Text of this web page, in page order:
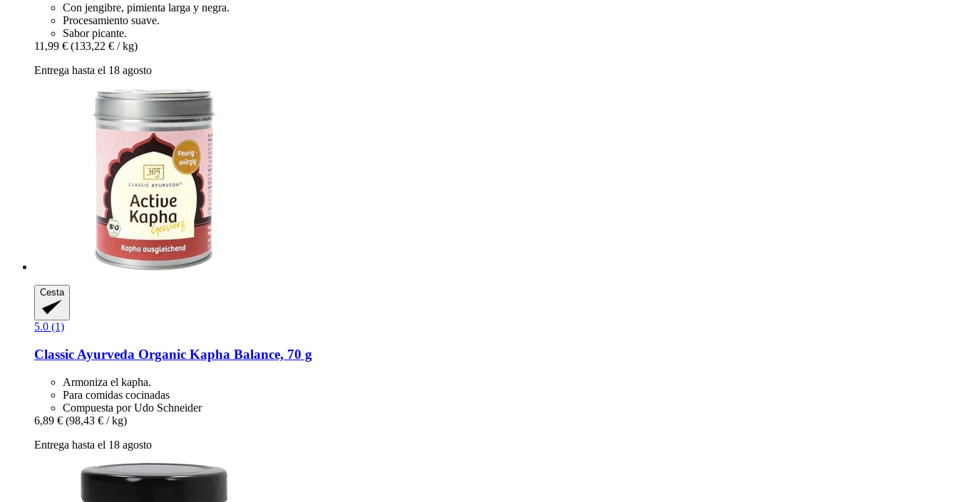
Con jengibre, pimienta larga y negra.
Procesamiento suave.
Sabor picante.
11,99 € (133,22 € / kg)
Entrega hasta el 18 agosto
Cesta
5.0 (1)
Classic Ayurveda Organic Kapha Balance, 70 g
Armoniza el kapha.
Para comidas cocinadas
Compuesta por Udo Schneider
6,89 € (98,43 € / kg)
Entrega hasta el 18 agosto